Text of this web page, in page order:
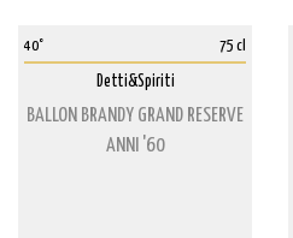
40° 75 cl
Detti&Spiriti
BALLON BRANDY GRAND RESERVE
ANNI '60